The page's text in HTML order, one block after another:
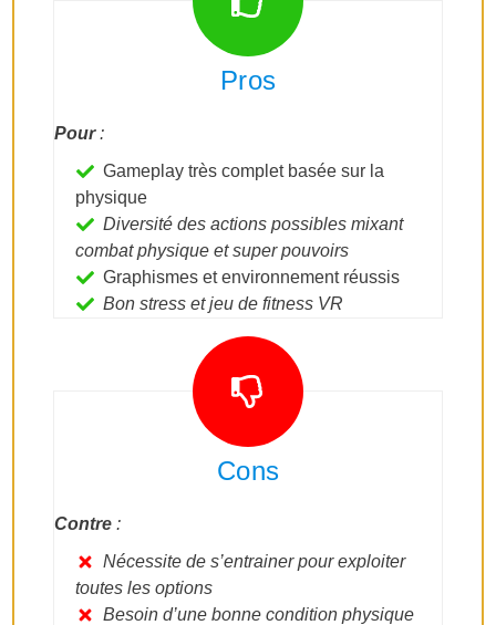
Pros
Pour:
Gameplay très complet basée sur la
physique
Diversité des actions possibles mixant
combat physique et super pouvoirs
Graphismes et environnement réussis
Bon stress et jeu de fitness VR
Cons
Contre :
Nécessite de s’entrainer pour exploiter
toutes les options
Besoin d’une bonne condition physique